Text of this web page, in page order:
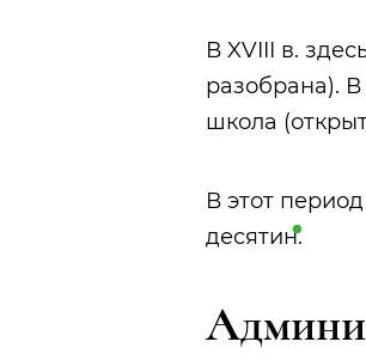
В XVIII в.
разобрана).
школа
В этот
десятин.